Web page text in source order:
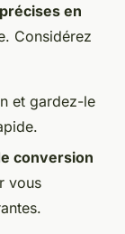
en
Considérez
et gardez-le
conversion
vous